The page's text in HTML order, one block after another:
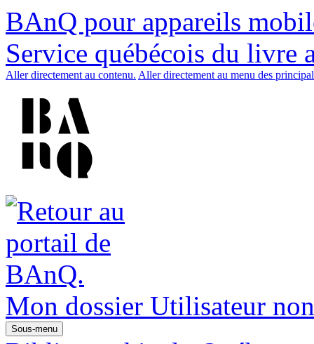
BAnQ pour appareils
Service québécois du livre
Aller directement au contenu. Aller directement au menu des
Mon dossier Utilisateur
Sous-menu